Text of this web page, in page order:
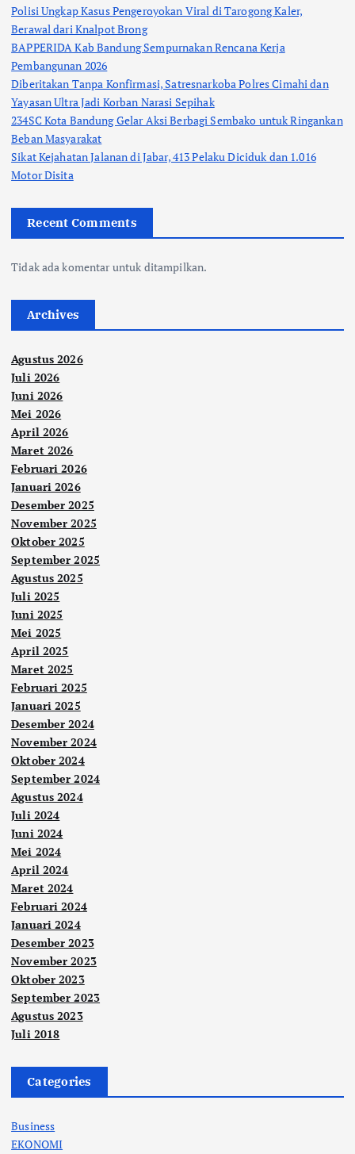
Polisi Ungkap Kasus Pengeroyokan Viral di Tarogong Kaler,
Berawal dari Knalpot Brong
BAPPERIDA Kab Bandung Sempurnakan Rencana Kerja
Pembangunan 2026
Diberitakan Tanpa Konfirmasi, Satresnarkoba Polres Cimahi dan
Yayasan Ultra Jadi Korban Narasi Sepihak
234SC Kota Bandung Gelar Aksi Berbagi Sembako untuk Ringankan
Beban Masyarakat
Sikat Kejahatan Jalanan di Jabar, 413 Pelaku Diciduk dan 1.016
Motor Disita
Recent Comments
Tidak ada komentar untuk ditampilkan.
Archives
Agustus 2026
Juli 2026
Juni 2026
Mei 2026
April 2026
Maret 2026
Februari 2026
Januari 2026
Desember 2025
November 2025
Oktober 2025
September 2025
Agustus 2025
Juli 2025
Juni 2025
Mei 2025
April 2025
Maret 2025
Februari 2025
Januari 2025
Desember 2024
November 2024
Oktober 2024
September 2024
Agustus 2024
Juli 2024
Juni 2024
Mei 2024
April 2024
Maret 2024
Februari 2024
Januari 2024
Desember 2023
November 2023
Oktober 2023
September 2023
Agustus 2023
Juli 2018
Categories
Business
EKONOMI